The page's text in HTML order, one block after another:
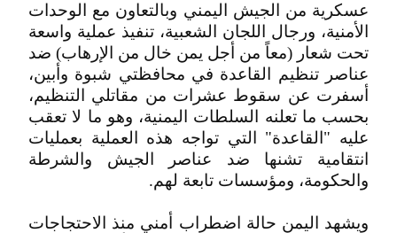
عسكرية من الجيش اليمني وبالتعاون مع الوحدات
الأمنية، ورجال اللجان الشعبية، تنفيذ عملية واسعة
تحت شعار (معاً من أجل يمن خال من الإرهاب) ضد
عناصر تنظيم القاعدة في محافظتي شبوة وأبين،
أسفرت عن سقوط عشرات من مقاتلي التنظيم،
بحسب ما تعلنه السلطات اليمنية، وهو ما لا تعقب
عليه "القاعدة" التي تواجه هذه العملية بعمليات
انتقامية تشنها ضد عناصر الجيش والشرطة
والحكومة، ومؤسسات تابعة لهم.
ويشهد اليمن حالة اضطراب أمني منذ الاحتجاجات